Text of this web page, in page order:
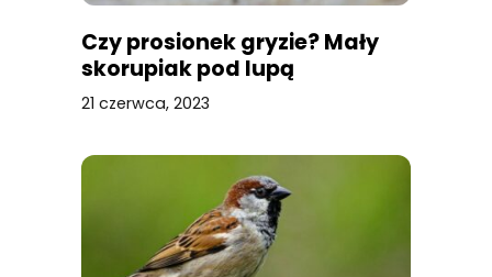
Czy prosionek gryzie? Mały
skorupiak pod lupą
21 czerwca, 2023